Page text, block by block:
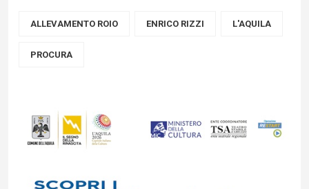
ALLEVAMENTO ROIO ENRICO RIZZI L'AQUILA
PROCURA